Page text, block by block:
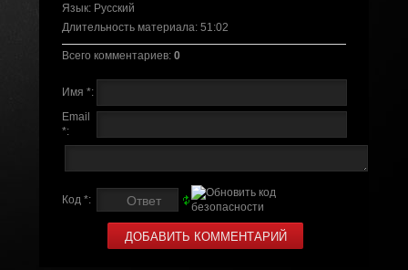
Язык: Русский
Длительность материала: 51:02
Всего комментариев: 0
Имя *:
Email
*:
Код *: